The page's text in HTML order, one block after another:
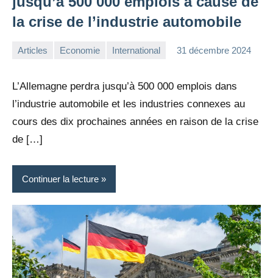
la crise de l’industrie automobile
Articles Economie International 31 décembre 2024
L’Allemagne perdra jusqu’à 500 000 emplois dans
l’industrie automobile et les industries connexes au
cours des dix prochaines années en raison de la crise
de […]
Continuer la lecture